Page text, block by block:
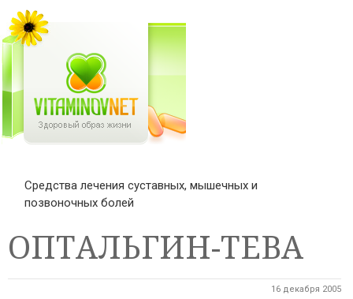
Средства лечения суставных, мышечных и
позвоночных болей
ОПТАЛЬГИН-ТЕВА
16 декабря 2005